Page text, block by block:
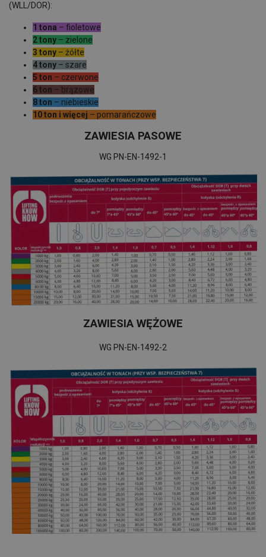
(WLL/DOR):
1 tona – fioletowe
2 tony – zielone
3 tony – żółte
4 tony – szare
5 ton – czerwone
6 ton – brązowe
8 ton – niebieskie
10 ton i więcej – pomarańczowe
ZAWIESIA PASOWE
WG PN-EN-1492-1
ZAWIESIA WĘŻOWE
WG PN-EN-1492-2